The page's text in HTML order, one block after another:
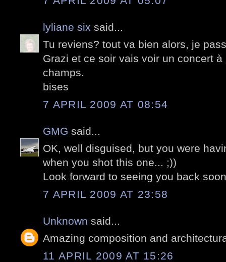
lyliane six said...
Tu reviens? tout va bien alors, je
Grazi et ce soir vais voir un concert
champs.
bises
7 APRIL 2009 AT 08:54
GMG said...
OK, well disguised, but you were
when you shot this one... ;))
Look forward to seeing you back
7 APRIL 2009 AT 23:58
Unknown said...
Amazing composition and
11 APRIL 2009 AT 15:26